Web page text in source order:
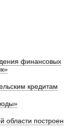
финансовых
кредитам
области построен